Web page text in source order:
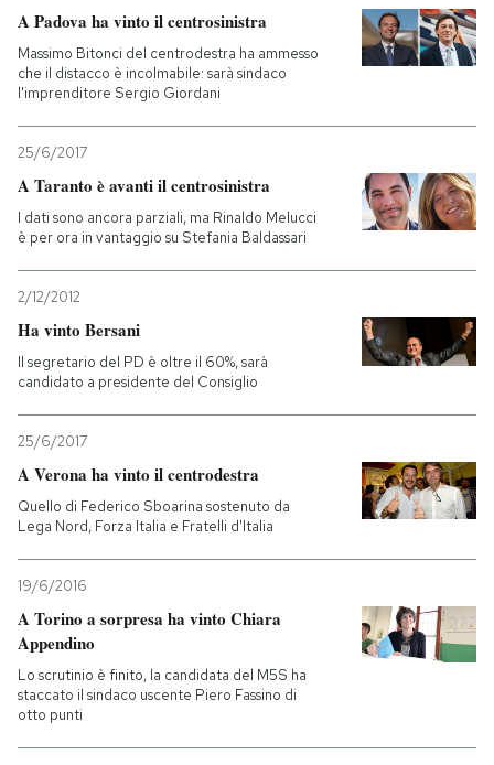
A Padova ha vinto il centrosinistra
Massimo Bitonci del centrodestra ha ammesso
che il distacco è incolmabile: sarà sindaco
l'imprenditore Sergio Giordani
25/6/2017
A Taranto è avanti il centrosinistra
I dati sono ancora parziali, ma Rinaldo Melucci
è per ora in vantaggio su Stefania Baldassari
2/12/2012
Ha vinto Bersani
Il segretario del PD è oltre il 60%, sarà
candidato a presidente del Consiglio
25/6/2017
A Verona ha vinto il centrodestra
Quello di Federico Sboarina sostenuto da
Lega Nord, Forza Italia e Fratelli d'Italia
19/6/2016
A Torino a sorpresa ha vinto Chiara
Appendino
Lo scrutinio è finito, la candidata del M5S ha
staccato il sindaco uscente Piero Fassino di
otto punti